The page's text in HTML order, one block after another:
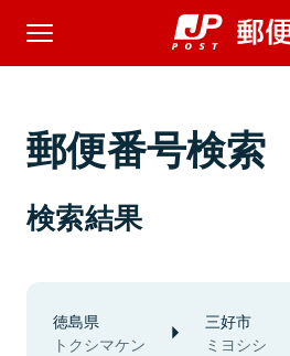
郵便番号検索
検索結果
徳島県
トクシマケン
三好市
ミヨシシ